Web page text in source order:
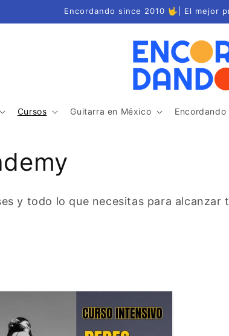
Encordando since 2010 🤟| El mejor
Cursos Guitarra en México Encordando
y todo lo que necesitas para alcanzar